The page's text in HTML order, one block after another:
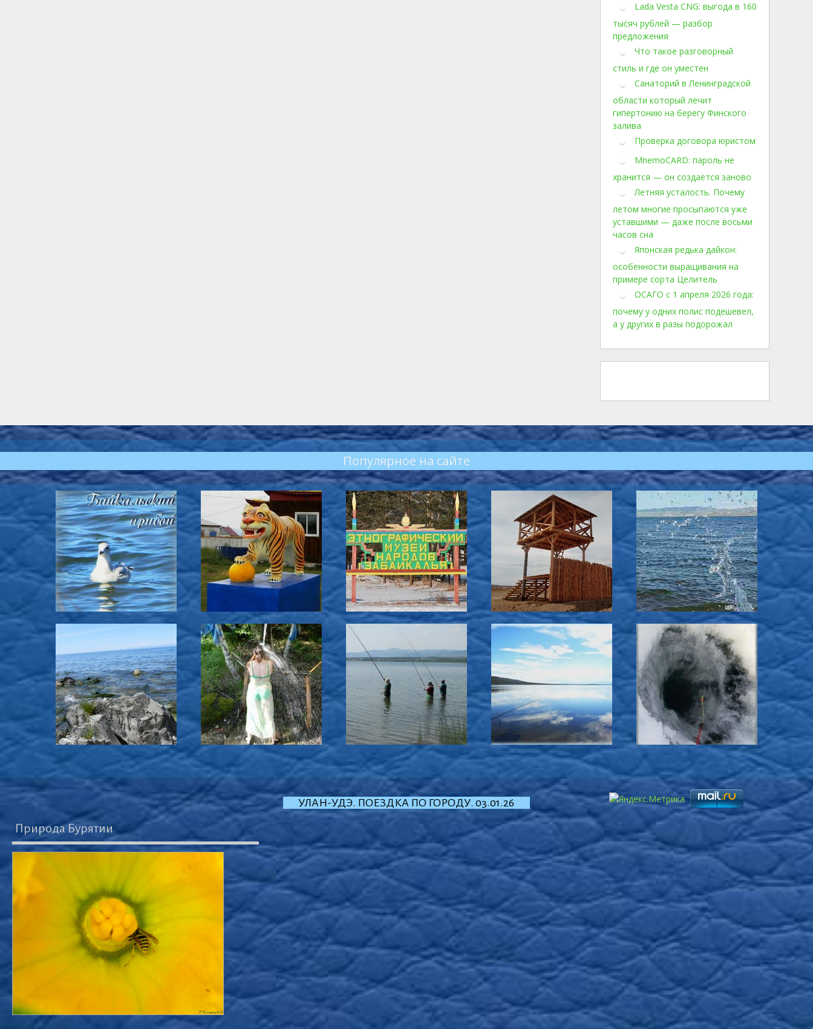
Lada Vesta CNG: выгода в 160
тысяч рублей — разбор
предложения
Что такое разговорный
стиль и где он уместен
Санаторий в Ленинградской
области который лечит
гипертонию на берегу Финского
залива
Проверка договора юристом
MnemoCARD: пароль не
хранится — он создаётся заново
Летняя усталость. Почему
летом многие просыпаются уже
уставшими — даже после восьми
часов сна
Японская редька дайкон:
особенности выращивания на
примере сорта Целитель
ОСАГО с 1 апреля 2026 года:
почему у одних полис подешевел,
а у других в разы подорожал
Популярное на сайте
Природа Бурятии
УЛАН-УДЭ. ПОЕЗДКА ПО ГОРОДУ. 03.01.26